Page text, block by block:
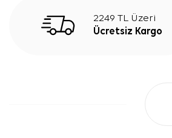
2249 TL Üzeri
Ücretsiz Kargo